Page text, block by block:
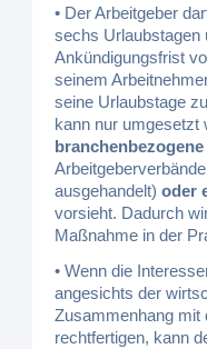
• Der Arbeitgeber
sechs Urlaubstagen
Ankündigungsfrist
seinem
seine Urlaubstage
kann nur umgesetzt
ausgehandelt)oder
vorsieht. Dadurch
Maßnahme in der
• Wenn die
angesichts der
Zusammenhang mit
rechtfertigen, kann